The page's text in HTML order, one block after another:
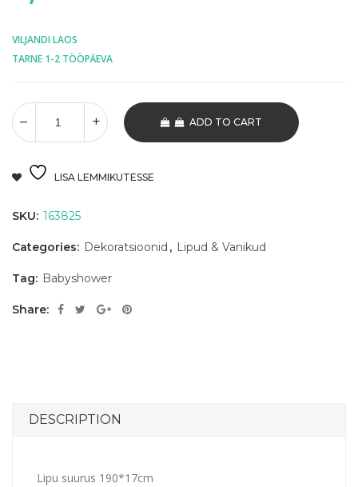
VILJANDI LAOS
TARNE 1-2 TÖÖPÄEVA
ADD TO CART
LISA LEMMIKUTESSE
SKU: 163825
Categories: Dekoratsioonid , Lipud & Vanikud
Tag: Babyshower
Share:
DESCRIPTION
Lipu suurus 190*17cm